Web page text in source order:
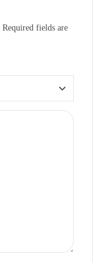
Required fields are